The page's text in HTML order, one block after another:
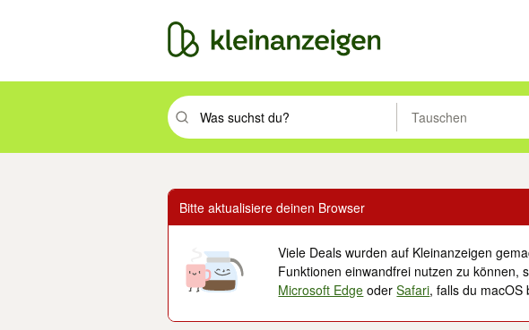
Suchbegriff eingeben. Eingabetaste drücken um zu suchen,
Tauschen
Bitte aktualisiere deinen Browser
Viele Deals wurden auf Kleinanzeigen
Funktionen einwandfrei nutzen zu
Microsoft Edge oderSafari, falls du macOS